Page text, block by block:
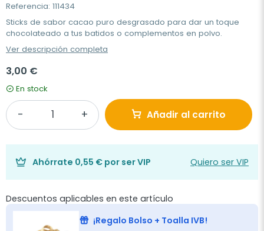
Referencia: 111434
Sticks de sabor cacao puro desgrasado para dar un toque
chocolateado a tus batidos o complementos en polvo.
Ver descripción completa
3,00 €
En stock
Añadir al carrito
Ahórrate 0,55 € por ser VIP Quiero ser VIP
Descuentos aplicables en este artículo
¡Regalo Bolso + Toalla IVB!